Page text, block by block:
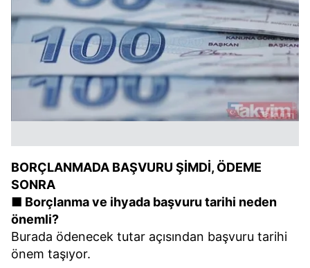
BORÇLANMADA BAŞVURU ŞİMDİ, ÖDEME
SONRA
■ Borçlanma ve ihyada başvuru tarihi neden
önemli?
Burada ödenecek tutar açısından başvuru tarihi
önem taşıyor.